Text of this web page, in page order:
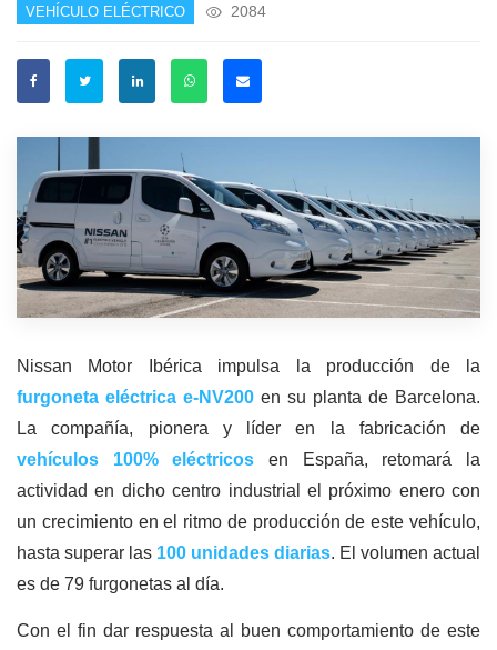
VEHÍCULO ELÉCTRICO 2084
Nissan Motor Ibérica impulsa la producción de la
furgoneta eléctrica e-NV200 en su planta de Barcelona.
La compañía, pionera y líder en la fabricación de
vehículos 100% eléctricos en España, retomará la
actividad en dicho centro industrial el próximo enero con
un crecimiento en el ritmo de producción de este vehículo,
hasta superar las 100 unidades diarias. El volumen actual
es de 79 furgonetas al día.
Con el fin dar respuesta al buen comportamiento de este